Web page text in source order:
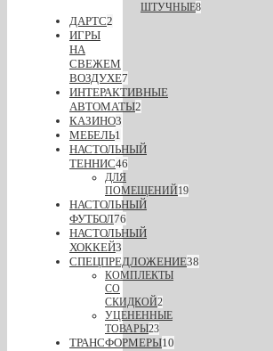
ШТУЧНЫЕ8
ДАРТС2
ИГРЫ
НА
СВЕЖЕМ
ВОЗДУХЕ7
ИНТЕРАКТИВНЫЕ
АВТОМАТЫ2
КАЗИНО3
МЕБЕЛЬ1
НАСТОЛЬНЫЙ
ТЕННИС46
ДЛЯ
ПОМЕЩЕНИЙ19
НАСТОЛЬНЫЙ
ФУТБОЛ76
НАСТОЛЬНЫЙ
ХОККЕЙ3
СПЕЦПРЕДЛОЖЕНИЕ38
КОМПЛЕКТЫ
СО
СКИДКОЙ2
УЦЕНЕННЫЕ
ТОВАРЫ23
ТРАНСФОРМЕРЫ10